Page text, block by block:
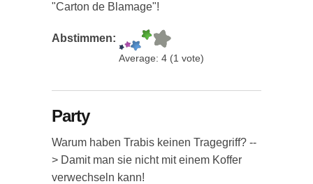
"Carton de Blamage"!
Abstimmen:
Average: 4 (1 vote)
Party
Warum haben Trabis keinen Tragegriff? --
> Damit man sie nicht mit einem Koffer
verwechseln kann!